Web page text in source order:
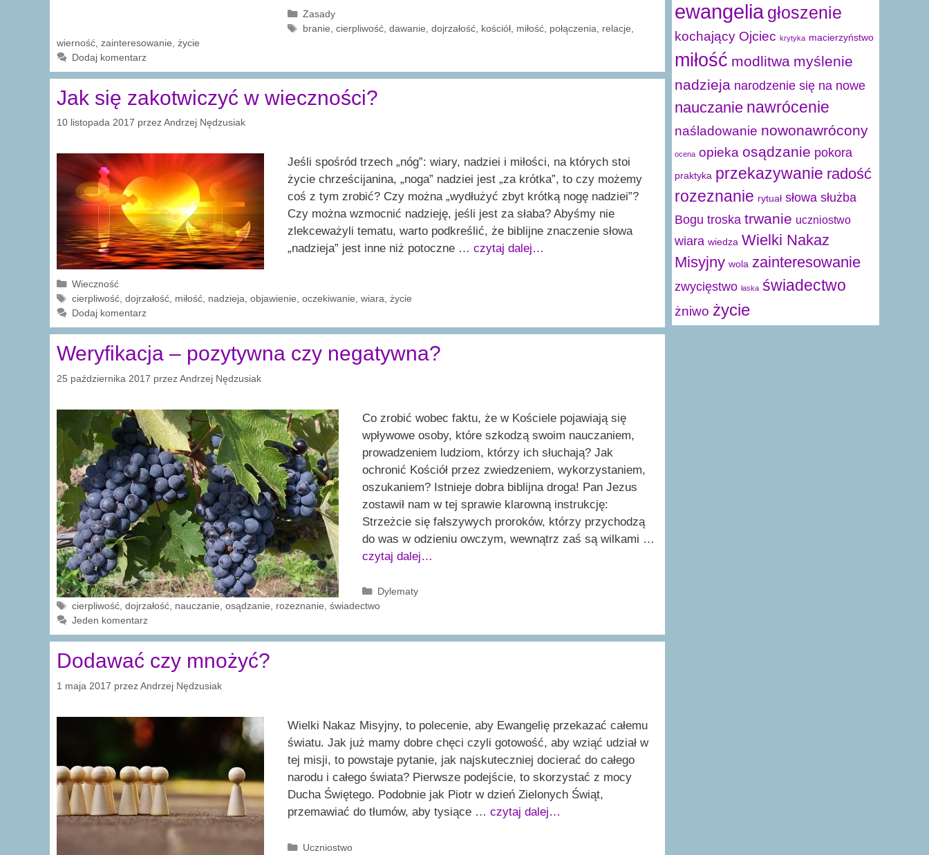
Kategorie
Zasady
Tagi
branie, cierpliwość, dawanie, dojrzałość, kościół, miłość, połączenia, relacje,
wierność, zainteresowanie, życie
Dodaj komentarz
Jak się zakotwiczyć w wieczności?
10 listopada 2017 przezAndrzej Nędzusiak
Jeśli spośród trzech „nóg”: wiary, nadziei i miłości, na których stoi
życie chrześcijanina, „noga” nadziei jest „za krótka”, to czy możemy
coś z tym zrobić? Czy można „wydłużyć zbyt krótką nogę nadziei”?
Czy można wzmocnić nadzieję, jeśli jest za słaba? Abyśmy nie
zlekceważyli tematu, warto podkreślić, że biblijne znaczenie słowa
„nadzieja” jest inne niż potoczne … czytaj dalej…
Kategorie
Wieczność
Tagi
cierpliwość, dojrzałość, miłość, nadzieja, objawienie, oczekiwanie, wiara, życie
Dodaj komentarz
Weryfikacja – pozytywna czy negatywna?
25 października 2017 przezAndrzej Nędzusiak
Co zrobić wobec faktu, że w Kościele pojawiają się
wpływowe osoby, które szkodzą swoim nauczaniem,
prowadzeniem ludziom, którzy ich słuchają? Jak
ochronić Kościół przez zwiedzeniem, wykorzystaniem,
oszukaniem? Istnieje dobra biblijna droga! Pan Jezus
zostawił nam w tej sprawie klarowną instrukcję:
Strzeżcie się fałszywych proroków, którzy przychodzą
do was w odzieniu owczym, wewnątrz zaś są wilkami …
czytaj dalej…
Kategorie
Dylematy
Tagi
cierpliwość, dojrzałość, nauczanie, osądzanie, rozeznanie, świadectwo
Jeden komentarz
Dodawać czy mnożyć?
1 maja 2017 przezAndrzej Nędzusiak
Wielki Nakaz Misyjny, to polecenie, aby Ewangelię przekazać całemu
światu. Jak już mamy dobre chęci czyli gotowość, aby wziąć udział w
tej misji, to powstaje pytanie, jak najskuteczniej docierać do całego
narodu i całego świata? Pierwsze podejście, to skorzystać z mocy
Ducha Świętego. Podobnie jak Piotr w dzień Zielonych Świąt,
przemawiać do tłumów, aby tysiące … czytaj dalej…
Kategorie
Uczniostwo
ewangelia głoszenie
kochający Ojciec krytyka macierzyństwo
miłość modlitwa myślenie
nadzieja narodzenie się na nowe
nauczanie nawrócenie
naśladowanie nowonawrócony
ocena opieka osądzanie pokora
praktyka przekazywanie radość
rozeznanie rytuał słowa służba
Bogu troska trwanie uczniostwo
wiara wiedza Wielki Nakaz
Misyjny wola zainteresowanie
zwycięstwo łaska świadectwo
żniwo życie